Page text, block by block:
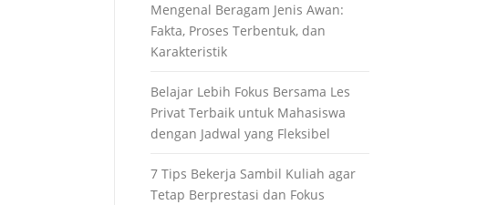
Mengenal Beragam Jenis Awan:
Fakta, Proses Terbentuk, dan
Karakteristik
Belajar Lebih Fokus Bersama Les
Privat Terbaik untuk Mahasiswa
dengan Jadwal yang Fleksibel
7 Tips Bekerja Sambil Kuliah agar
Tetap Berprestasi dan Fokus